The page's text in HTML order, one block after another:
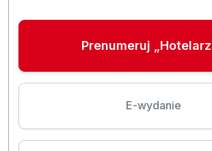
Prenumeruj
E-wydanie